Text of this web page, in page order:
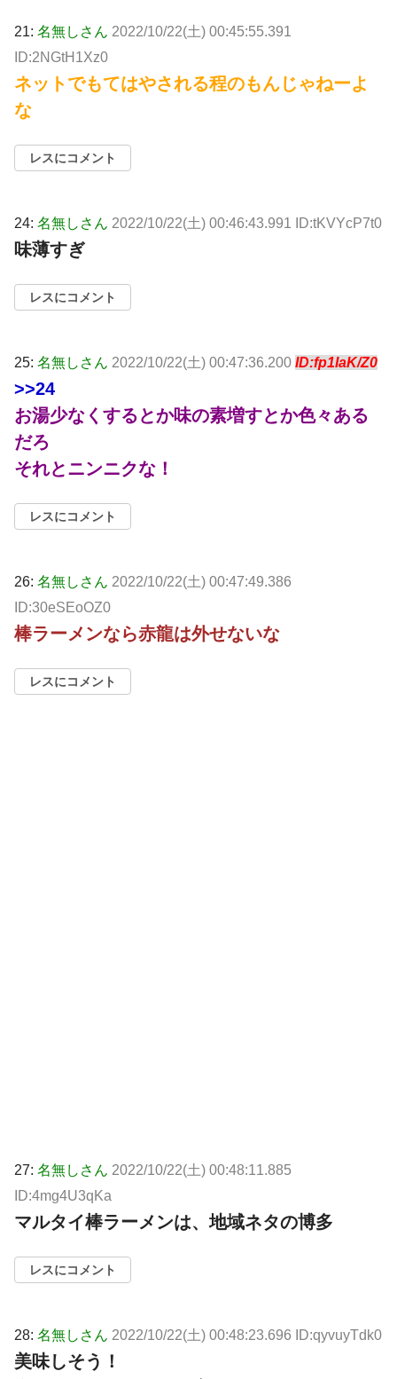
21: 名無しさん 2022/10/22(土) 00:45:55.391
ID:2NGtH1Xz0
ネットでもてはやされる程のもんじゃねーよ
な
レスにコメント
24: 名無しさん 2022/10/22(土) 00:46:43.991 ID:tKVYcP7t0
味薄すぎ
レスにコメント
25: 名無しさん 2022/10/22(土) 00:47:36.200 ID:fp1IaK/Z0
>>24
お湯少なくするとか味の素増すとか色々ある
だろ
それとニンニクな！
レスにコメント
26: 名無しさん 2022/10/22(土) 00:47:49.386
ID:30eSEoOZ0
棒ラーメンなら赤龍は外せないな
レスにコメント
27: 名無しさん 2022/10/22(土) 00:48:11.885
ID:4mg4U3qKa
マルタイ棒ラーメンは、地域ネタの博多
レスにコメント
28: 名無しさん 2022/10/22(土) 00:48:23.696 ID:qyvuyTdk0
美味しそう！